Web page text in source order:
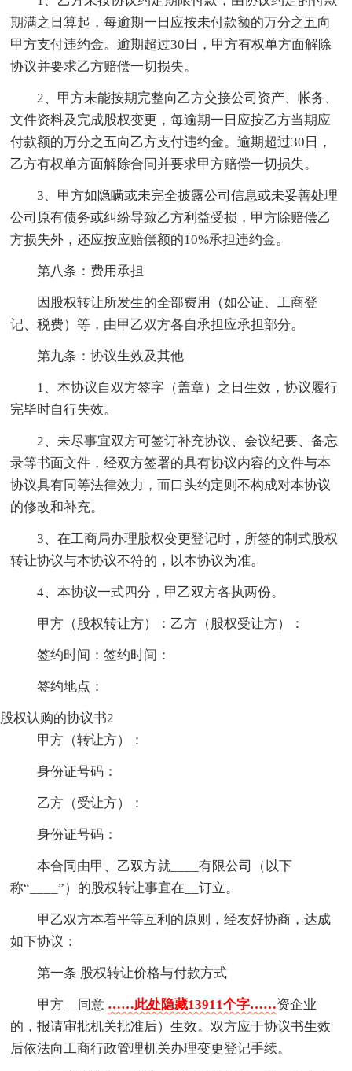
期满之日算起，每逾期一日应按未付款额的万分之五向
甲方支付违约金。逾期超过30日，甲方有权单方面解除
协议并要求乙方赔偿一切损失。
2、甲方未能按期完整向乙方交接公司资产、帐务、
文件资料及完成股权变更，每逾期一日应按乙方当期应
付款额的万分之五向乙方支付违约金。逾期超过30日，
乙方有权单方面解除合同并要求甲方赔偿一切损失。
3、甲方如隐瞒或未完全披露公司信息或未妥善处理
公司原有债务或纠纷导致乙方利益受损，甲方除赔偿乙
方损失外，还应按应赔偿额的10%承担违约金。
第八条：费用承担
因股权转让所发生的全部费用（如公证、工商登
记、税费）等，由甲乙双方各自承担应承担部分。
第九条：协议生效及其他
1、本协议自双方签字（盖章）之日生效，协议履行
完毕时自行失效。
2、未尽事宜双方可签订补充协议、会议纪要、备忘
录等书面文件，经双方签署的具有协议内容的文件与本
协议具有同等法律效力，而口头约定则不构成对本协议
的修改和补充。
3、在工商局办理股权变更登记时，所签的制式股权
转让协议与本协议不符的，以本协议为准。
4、本协议一式四分，甲乙双方各执两份。
甲方（股权转让方）：乙方（股权受让方）：
签约时间：签约时间：
签约地点：
股权认购的协议书2
甲方（转让方）：
身份证号码：
乙方（受让方）：
身份证号码：
本合同由甲、乙双方就____有限公司（以下
称“____”）的股权转让事宜在__订立。
甲乙双方本着平等互利的原则，经友好协商，达成
如下协议：
第一条 股权转让价格与付款方式
甲方__同意 ……此处隐藏13911个字……资企业
的，报请审批机关批准后）生效。双方应于协议书生效
后依法向工商行政管理机关办理变更登记手续。